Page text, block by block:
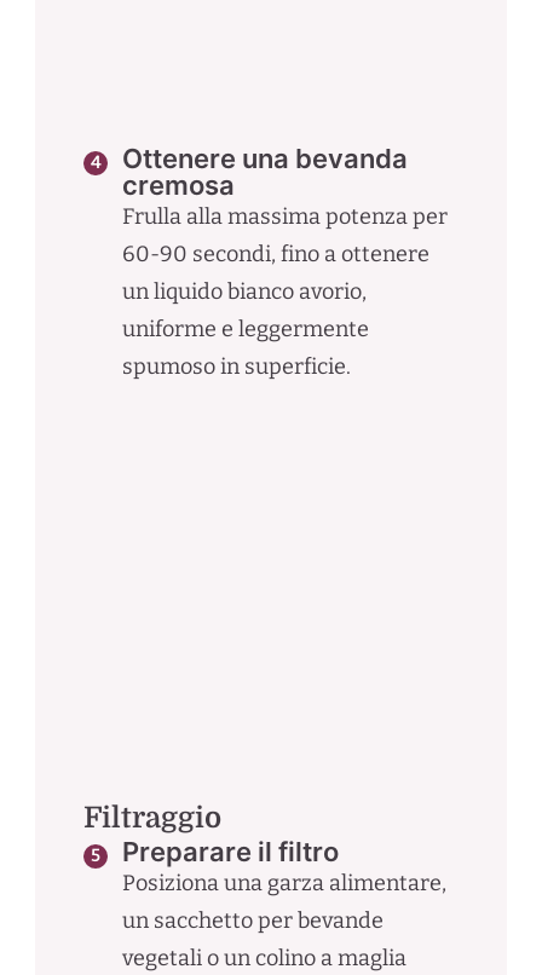
Ottenere una bevanda
cremosa
Frulla alla massima potenza per
60-90 secondi, fino a ottenere
un liquido bianco avorio,
uniforme e leggermente
spumoso in superficie.
Filtraggio
Preparare il filtro
Posiziona una garza alimentare,
un sacchetto per bevande
vegetali o un colino a maglia